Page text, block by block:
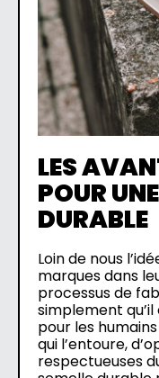
LES
POUR
DURABLE
Loin de nous
marques dans
processus de
simplement
pour les
qui l’entoure,
respectueuses